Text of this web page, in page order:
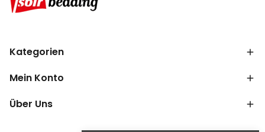
Kategorien
Mein Konto
Über Uns